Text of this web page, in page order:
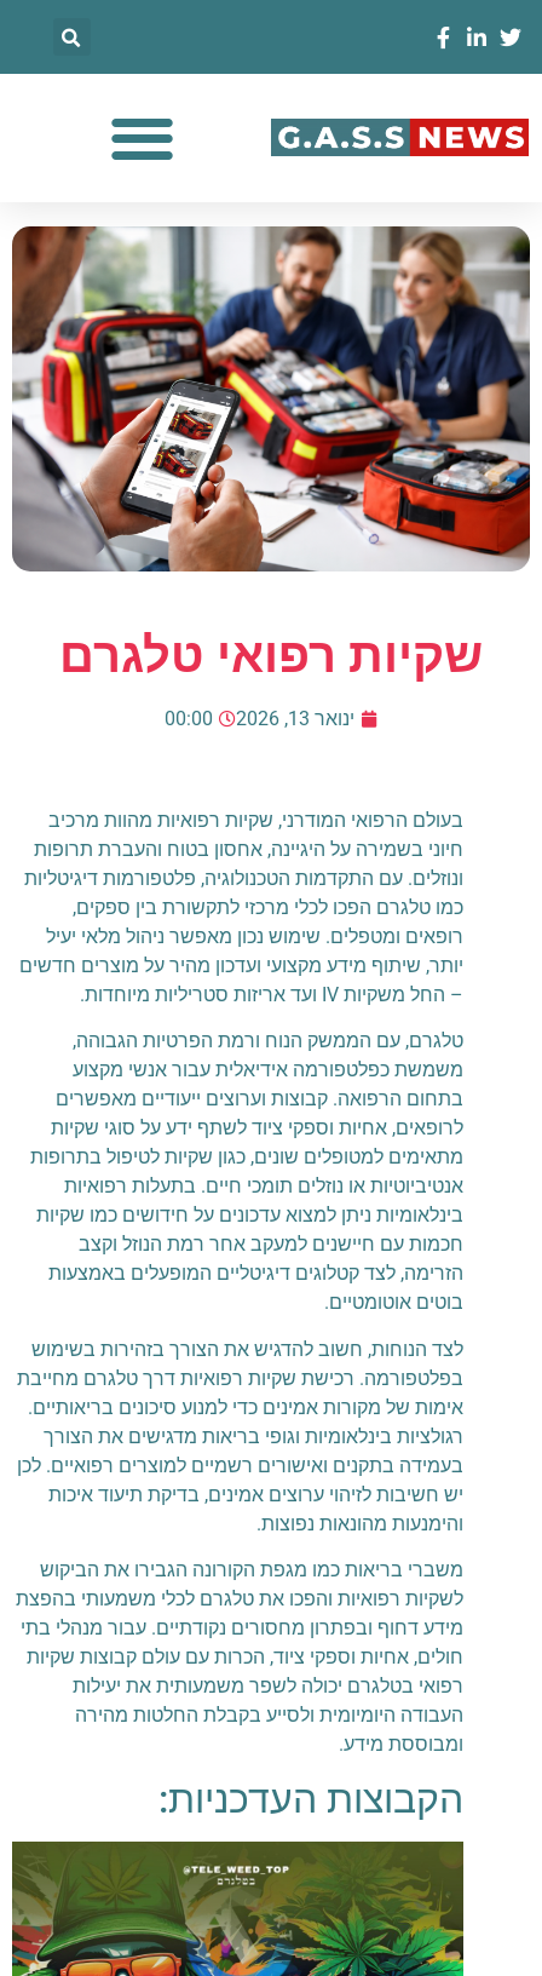
שקיות רפואי טלגרם
ינואר 13, 2026 00:00
בעולם הרפואי המודרני, שקיות רפואיות מהוות מרכיב
חיוני בשמירה על היגיינה, אחסון בטוח והעברת תרופות
ונוזלים. עם התקדמות הטכנולוגיה, פלטפורמות דיגיטליות
כמו טלגרם הפכו לכלי מרכזי לתקשורת בין ספקים,
רופאים ומטפלים. שימוש נכון מאפשר ניהול מלאי יעיל
יותר, שיתוף מידע מקצועי ועדכון מהיר על מוצרים חדשים
– החל משקיות IV ועד אריזות סטריליות מיוחדות.
טלגרם, עם הממשק הנוח ורמת הפרטיות הגבוהה,
משמשת כפלטפורמה אידיאלית עבור אנשי מקצוע
בתחום הרפואה. קבוצות וערוצים ייעודיים מאפשרים
לרופאים, אחיות וספקי ציוד לשתף ידע על סוגי שקיות
מתאימים למטופלים שונים, כגון שקיות לטיפול בתרופות
אנטיביוטיות או נוזלים תומכי חיים. בתעלות רפואיות
בינלאומיות ניתן למצוא עדכונים על חידושים כמו שקיות
חכמות עם חיישנים למעקב אחר רמת הנוזל וקצב
הזרימה, לצד קטלוגים דיגיטליים המופעלים באמצעות
בוטים אוטומטיים.
לצד הנוחות, חשוב להדגיש את הצורך בזהירות בשימוש
בפלטפורמה. רכישת שקיות רפואיות דרך טלגרם מחייבת
אימות של מקורות אמינים כדי למנוע סיכונים בריאותיים.
רגולציות בינלאומיות וגופי בריאות מדגישים את הצורך
בעמידה בתקנים ואישורים רשמיים למוצרים רפואיים. לכן
יש חשיבות לזיהוי ערוצים אמינים, בדיקת תיעוד איכות
והימנעות מהונאות נפוצות.
משברי בריאות כמו מגפת הקורונה הגבירו את הביקוש
לשקיות רפואיות והפכו את טלגרם לכלי משמעותי בהפצת
מידע דחוף ובפתרון מחסורים נקודתיים. עבור מנהלי בתי
חולים, אחיות וספקי ציוד, הכרות עם עולם קבוצות שקיות
רפואי בטלגרם יכולה לשפר משמעותית את יעילות
העבודה היומיומית ולסייע בקבלת החלטות מהירה
ומבוססת מידע.
הקבוצות העדכניות: